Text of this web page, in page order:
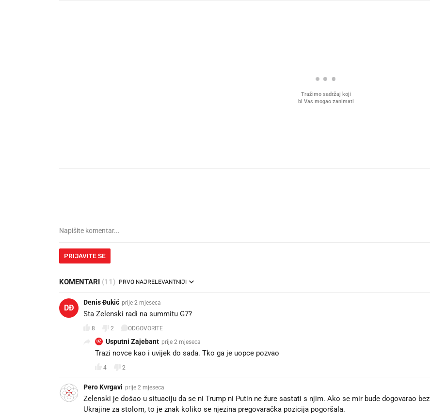
Tražimo sadržaj koji
bi Vas mogao zanimati
PRIJAVITE SE
KOMENTARI (11) PRVO NAJRELEVANTNIJI
DĐ
Denis Đukić prije 2 mjeseca
Sta Zelenski radi na summitu G7?
8 2 ODGOVORITE
UZ Usputni Zajebant prije 2 mjeseca
Trazi novce kao i uvijek do sada. Tko ga je uopce pozvao
4 2
Pero Kvrgavi prije 2 mjeseca
Zelenski je došao u situaciju da se ni Trump ni Putin ne žure sastati s njim. Ako se mir bude dogovarao bez
Ukrajine za stolom, to je znak koliko se njezina pregovaračka pozicija pogoršala.